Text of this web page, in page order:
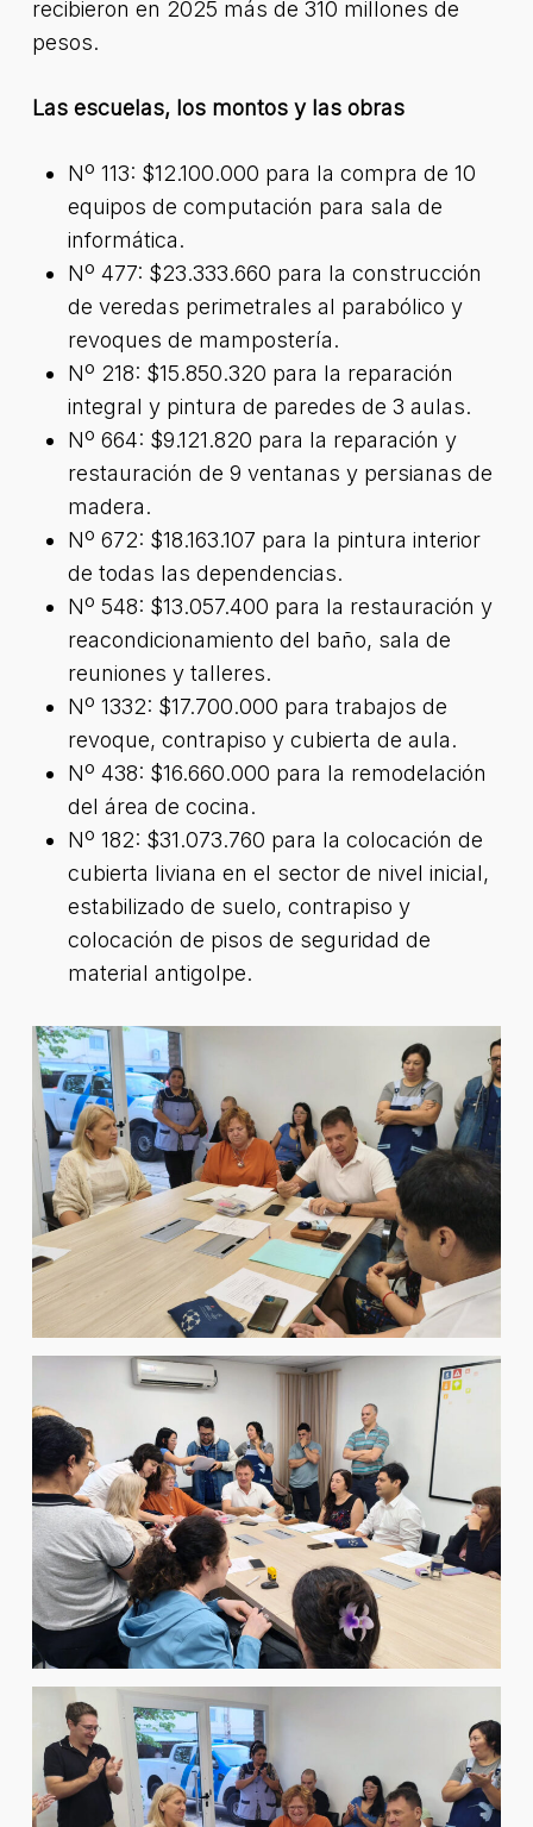
recibieron en 2025 más de 310 millones de
pesos.
Las escuelas, los montos y las obras
Nº 113: $12.100.000 para la compra de 10
equipos de computación para sala de
informática.
Nº 477: $23.333.660 para la construcción
de veredas perimetrales al parabólico y
revoques de mampostería.
Nº 218: $15.850.320 para la reparación
integral y pintura de paredes de 3 aulas.
Nº 664: $9.121.820 para la reparación y
restauración de 9 ventanas y persianas de
madera.
Nº 672: $18.163.107 para la pintura interior
de todas las dependencias.
Nº 548: $13.057.400 para la restauración y
reacondicionamiento del baño, sala de
reuniones y talleres.
Nº 1332: $17.700.000 para trabajos de
revoque, contrapiso y cubierta de aula.
Nº 438: $16.660.000 para la remodelación
del área de cocina.
Nº 182: $31.073.760 para la colocación de
cubierta liviana en el sector de nivel inicial,
estabilizado de suelo, contrapiso y
colocación de pisos de seguridad de
material antigolpe.